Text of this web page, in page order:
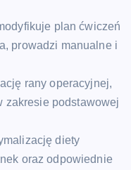
plan ćwiczeń
prowadzi manualne i
rany operacyjnej,
zakresie podstawowej
diety
oraz odpowiednie